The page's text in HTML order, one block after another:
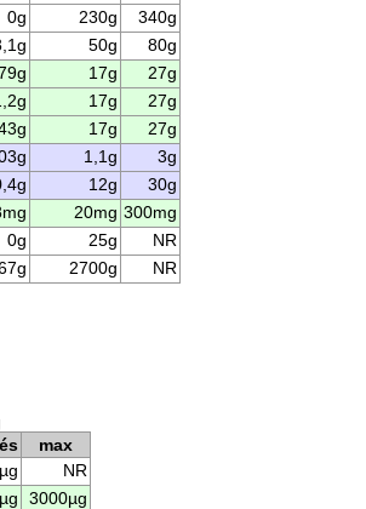
0g 230g
340g
50g
80g
17g
27g
17g
27g
17g
27g
1,1g
3g
12g
30g
20mg 300mg
0g 25g
NR
2700g NR
max
NR
3000µg